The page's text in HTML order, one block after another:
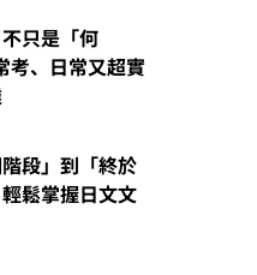
不只是「何
考、日常又超實
段」到「終於
鬆掌握日文文